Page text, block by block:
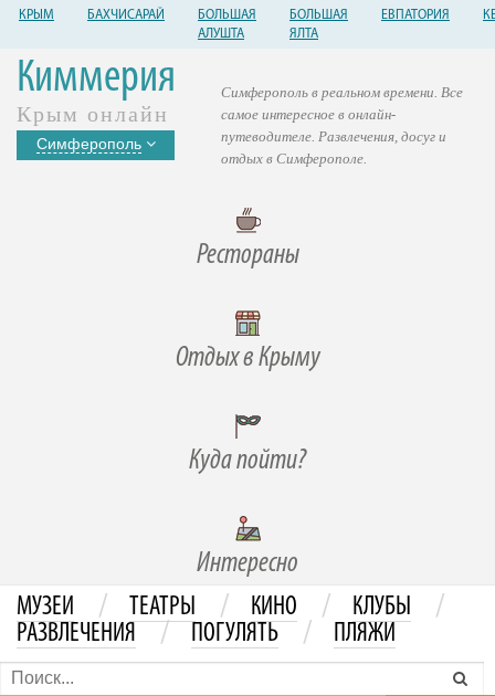
КРЫМ БАХЧИСАРАЙ
БОЛЬШАЯ
АЛУШТА
БОЛЬШАЯ
ЯЛТА
ЕВПАТОРИЯ
Киммерия
Крым онлайн
Симферополь
Рестораны
Отдых в Крыму
Куда пойти?
Интересно
Симферополь в реальном времени. Все
самое интересное в онлайн-
путеводителе. Развлечения, досуг и
отдых в Симферополе.
МУЗЕИ / ТЕАТРЫ / КИНО / КЛУБЫ /
РАЗВЛЕЧЕНИЯ / ПОГУЛЯТЬ / ПЛЯЖИ